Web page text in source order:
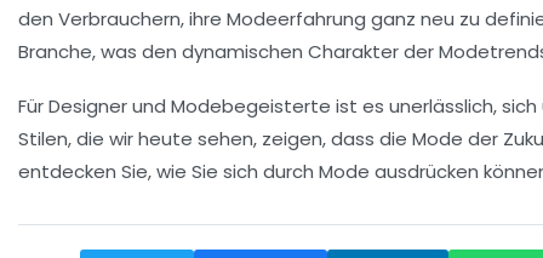
den Verbrauchern, ihre Modeerfahrung ganz neu zu
Branche, was den dynamischen Charakter der
Für Designer und Modebegeisterte ist es unerlässlich,
Stilen, die wir heute sehen, zeigen, dass die Mode der
entdecken Sie, wie Sie sich durch Mode ausdrücken